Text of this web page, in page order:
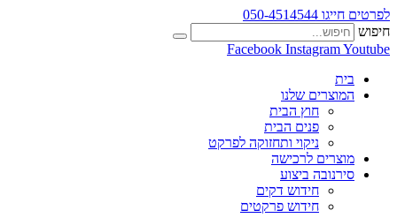
לפרטים חייגו 050-4514544
חיפוש
Facebook InstagramYoutube
בית
המוצרים שלנו
חוץ הבית
פנים הבית
ניקוי ותחזוקה לפרקט
מוצרים לרכישה
סירנובה ביצוע
חידוש דקים
חידוש פרקטים